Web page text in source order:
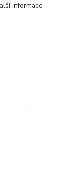
informace